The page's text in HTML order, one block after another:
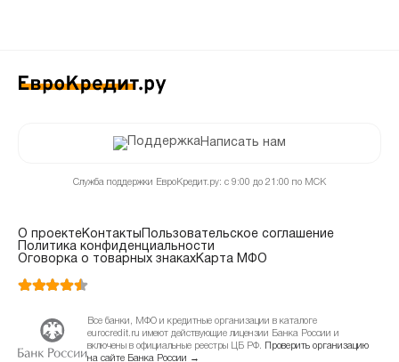
Написать нам
Служба поддержки ЕвроКредит.ру: с 9:00 до 21:00 по МСК
О проектеКонтакты
Пользовательское соглашение
Политика конфиденциальности
Оговорка о товарных знакахКарта МФО
Все банки, МФО и кредитные организации в каталоге
eurocredit.ru имеют действующие лицензии Банка России и
включены в официальные реестры ЦБ РФ.
Проверить организацию
на сайте Банка России →